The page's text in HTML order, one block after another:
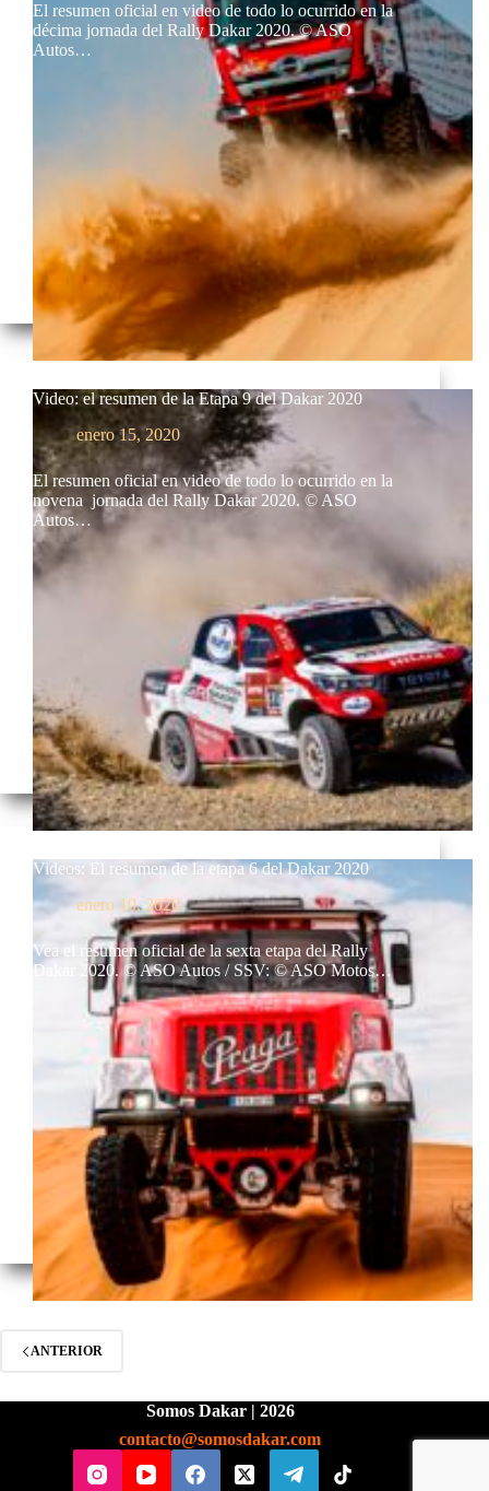
El resumen oficial en video de todo lo ocurrido en la
décima jornada del Rally Dakar 2020. © ASO
Autos…
Video: el resumen de la Etapa 9 del Dakar 2020
enero 15, 2020
El resumen oficial en video de todo lo ocurrido en la
novena jornada del Rally Dakar 2020. © ASO
Autos…
Videos: El resumen de la etapa 6 del Dakar 2020
enero 10, 2020
Vea el resumen oficial de la sexta etapa del Rally
Dakar 2020. © ASO Autos / SSV: © ASO Motos…
ANTERIOR
Somos Dakar | 2026
contacto@somosdakar.com